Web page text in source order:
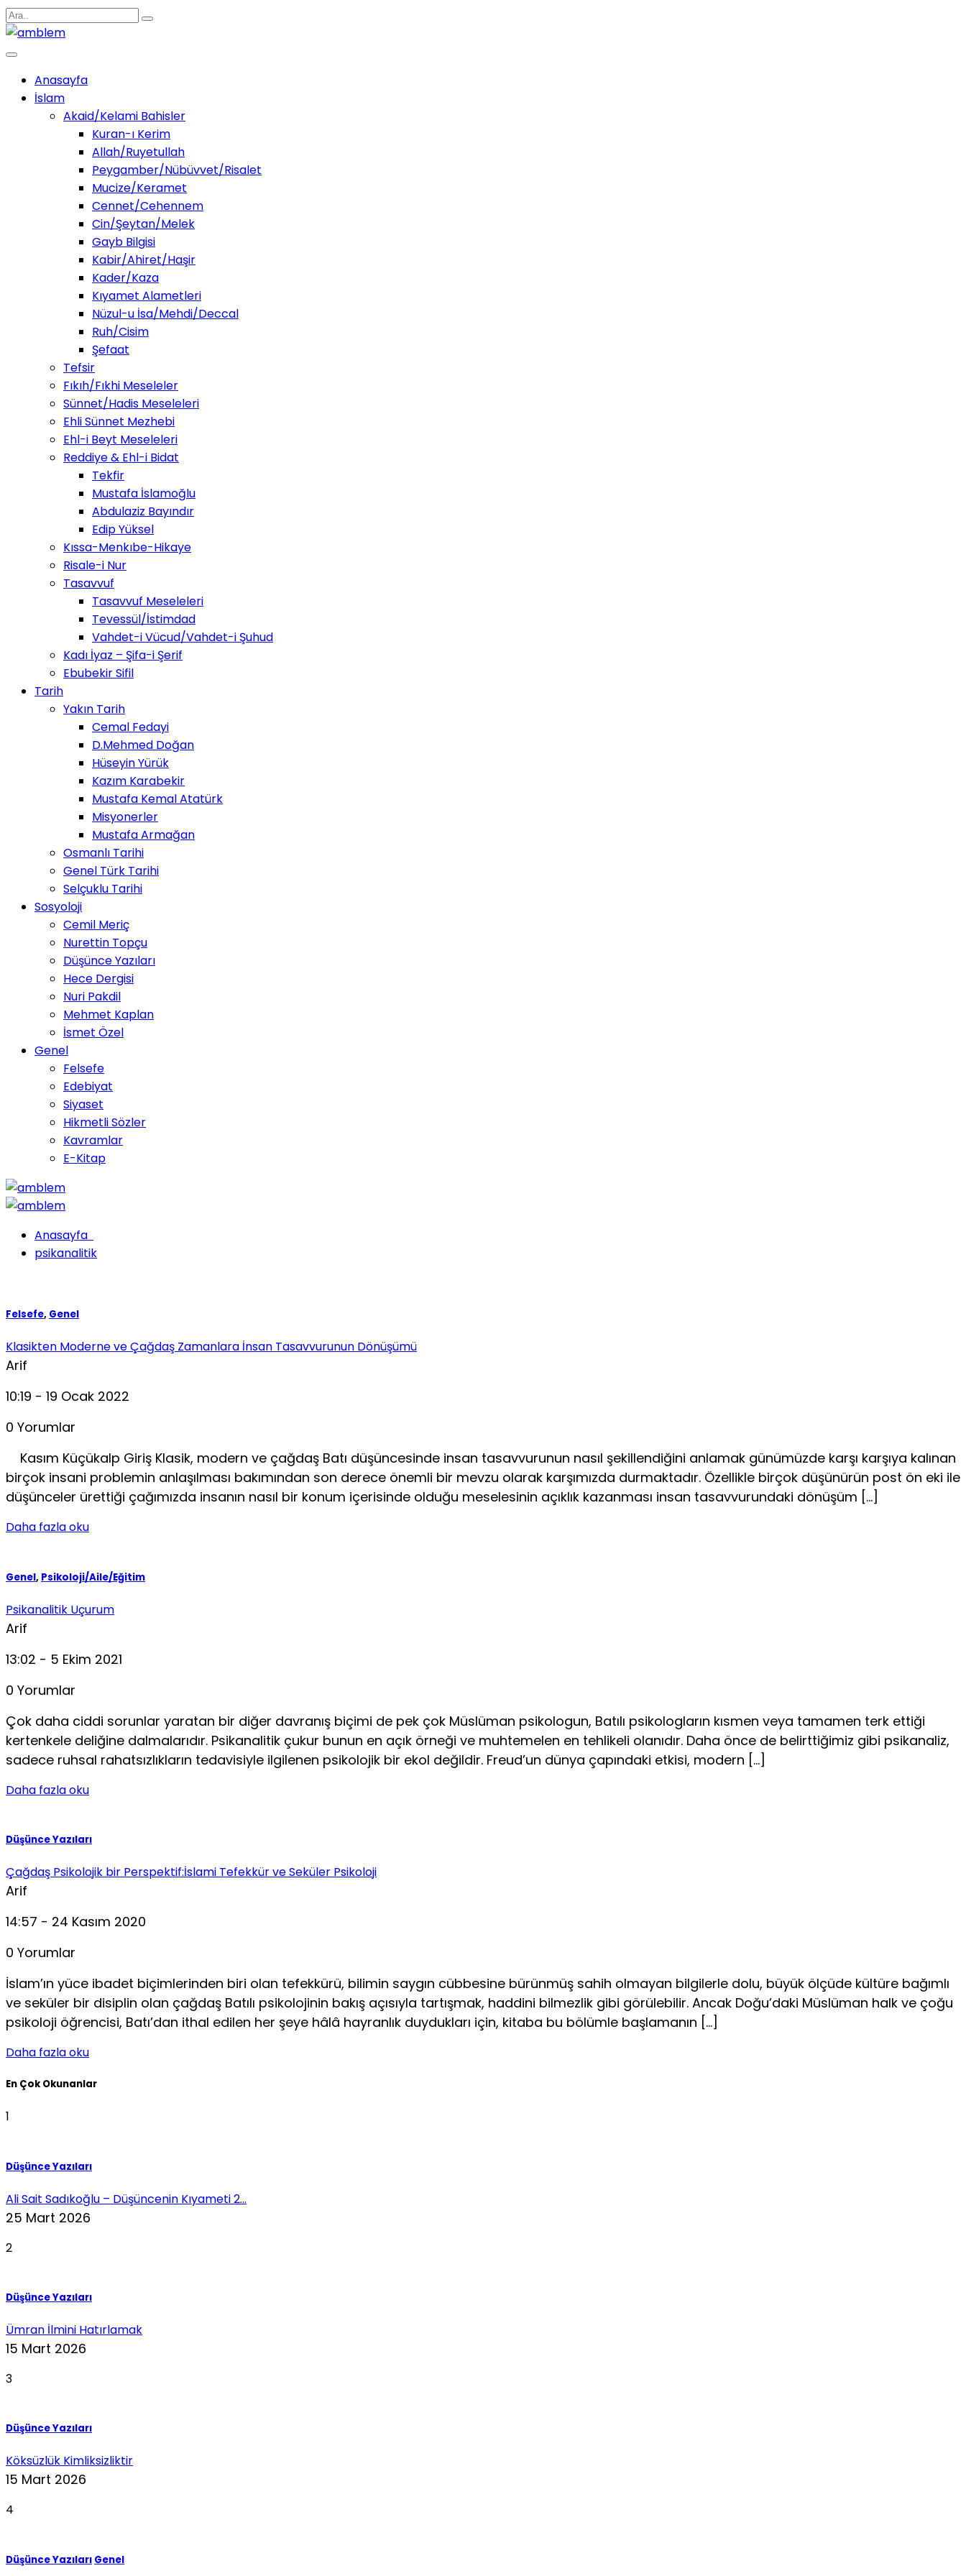
Anasayfa
İslam
Akaid/Kelami Bahisler
Kuran-ı Kerim
Allah/Ruyetullah
Peygamber/Nübüvvet/Risalet
Mucize/Keramet
Cennet/Cehennem
Cin/Şeytan/Melek
Gayb Bilgisi
Kabir/Ahiret/Haşir
Kader/Kaza
Kıyamet Alametleri
Nüzul-u İsa/Mehdi/Deccal
Ruh/Cisim
Şefaat
Tefsir
Fıkıh/Fıkhi Meseleler
Sünnet/Hadis Meseleleri
Ehli Sünnet Mezhebi
Ehl-i Beyt Meseleleri
Reddiye & Ehl-i Bidat
Tekfir
Mustafa İslamoğlu
Abdulaziz Bayındır
Edip Yüksel
Kıssa-Menkıbe-Hikaye
Risale-i Nur
Tasavvuf
Tasavvuf Meseleleri
Tevessül/İstimdad
Vahdet-i Vücud/Vahdet-i Şuhud
Kadı İyaz – Şifa-i Şerif
Ebubekir Sifil
Tarih
Yakın Tarih
Cemal Fedayi
D.Mehmed Doğan
Hüseyin Yürük
Kazım Karabekir
Mustafa Kemal Atatürk
Misyonerler
Mustafa Armağan
Osmanlı Tarihi
Genel Türk Tarihi
Selçuklu Tarihi
Sosyoloji
Cemil Meriç
Nurettin Topçu
Düşünce Yazıları
Hece Dergisi
Nuri Pakdil
Mehmet Kaplan
İsmet Özel
Genel
Felsefe
Edebiyat
Siyaset
Hikmetli Sözler
Kavramlar
E-Kitap
Anasayfa
psikanalitik
Felsefe, Genel
Klasikten Moderne ve Çağdaş Zamanlara İnsan Tasavvurunun Dönüşümü
Arif
10:19 - 19 Ocak 2022
0 Yorumlar
Kasım Küçükalp Giriş Klasik, modern ve çağdaş Batı düşüncesinde insan tasav­vurunun nasıl şekillendiğini anlamak günümüzde karşı karşıya kalınan
birçok insani problemin anlaşılması ba­kımından son derece önemli bir mevzu olarak karşımızda durmaktadır. Özellikle birçok düşünürün post ön eki ile
düşünceler ürettiği çağımızda insanın nasıl bir konum içerisinde olduğu meselesinin açıklık kazanması insan ta­savvurundaki dönüşüm […]
Daha fazla oku
Genel, Psikoloji/Aile/Eğitim
Psikanalitik Uçurum
Arif
13:02 - 5 Ekim 2021
0 Yorumlar
Çok daha ciddi sorunlar yaratan bir diğer davranış biçimi de pek çok Müslüman psikologun, Batılı psikologların kısmen veya tamamen terk ettiği
kertenkele deliğine dalmalarıdır. Psikanalitik çukur bunun en açık örneği ve muhtemelen en tehlikeli olanıdır. Daha önce de belirttiğimiz gibi psikanaliz,
sadece ruhsal rahatsızlıkların tedavisiyle ilgilenen psikolojik bir ekol değildir. Freud’un dünya çapındaki etkisi, modern […]
Daha fazla oku
Düşünce Yazıları
Çağdaş Psikolojik bir Perspektif:İslami Tefekkür ve Seküler Psikoloji
Arif
14:57 - 24 Kasım 2020
0 Yorumlar
İslam’ın yüce ibadet biçimlerinden biri olan tefekkü­rü, bilimin saygın cübbesine bürünmüş sahih olma­yan bilgilerle dolu, büyük ölçüde kültüre bağımlı
ve seküler bir disiplin olan çağdaş Batılı psikolojinin bakış açısıyla tartışmak, haddini bilmezlik gibi görülebilir. Ancak Doğu’daki Müslüman halk ve çoğu
psikoloji öğrencisi, Batı’dan ithal edilen her şeye hâlâ hayranlık duydukları için, kitaba bu bölümle başlamanın […]
Daha fazla oku
En Çok Okunanlar
1
Düşünce Yazıları
Ali Sait Sadıkoğlu – Düşüncenin Kıyameti 2...
25 Mart 2026
2
Düşünce Yazıları
Ümran İlmini Hatırlamak
15 Mart 2026
3
Düşünce Yazıları
Köksüzlük Kimliksizliktir
15 Mart 2026
4
Düşünce Yazıları Genel